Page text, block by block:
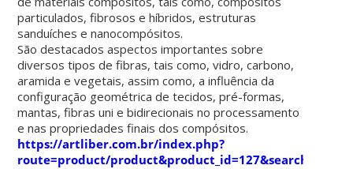
particulados, fibrosos e híbridos, estruturas
sanduíches e nanocompósitos.
São destacados aspectos importantes sobre
diversos tipos de fibras, tais como, vidro, carbono,
aramida e vegetais, assim como, a influência da
configuração geométrica de tecidos, pré-formas,
mantas, fibras uni e bidirecionais no processamento
e nas propriedades finais dos compósitos.
https://artliber.com.br/index.php?
route=product/